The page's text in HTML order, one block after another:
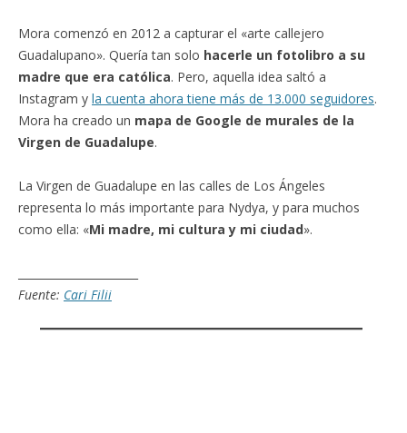
Mora comenzó en 2012 a capturar el «arte callejero
Guadalupano». Quería tan solo hacerle un fotolibro a su
madre que era católica. Pero, aquella idea saltó a
Instagram y la cuenta ahora tiene más de 13.000 seguidores.
Mora ha creado un mapa de Google de murales de la
Virgen de Guadalupe.
La Virgen de Guadalupe en las calles de Los Ángeles
representa lo más importante para Nydya, y para muchos
como ella: «Mi madre, mi cultura y mi ciudad».
Fuente: Cari Filii